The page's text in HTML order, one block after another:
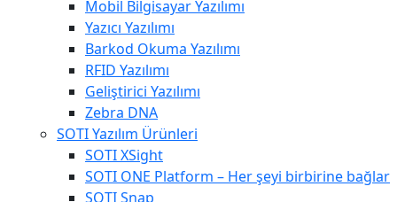
Mobil Bilgisayar Yazılımı
Yazıcı Yazılımı
Barkod Okuma Yazılımı
RFID Yazılımı
Geliştirici Yazılımı
Zebra DNA
SOTI Yazılım Ürünleri
SOTI XSight
SOTI ONE Platform – Her şeyi birbirine bağlar
SOTI Snap